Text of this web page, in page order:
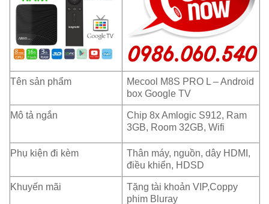
Tên sản phẩm
Mecool M8S PRO L – Android
box Google TV
Mô tả ngắn
Chip 8x Amlogic S912, Ram
3GB, Room 32GB, Wifi
Phụ kiện đi kèm
Thân máy, nguồn, dây HDMI,
điều khiển, HDSD
Khuyến mãi
Tặng tài khoản VIP,Coppy
phim Bluray